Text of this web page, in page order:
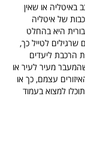
באיטליה או שאין
של איטליה
היא בהחלט
לטייל כך,
הרכבת ליעדים
מעיר לעיר או
עצמם, כך או
למצוא בעמוד